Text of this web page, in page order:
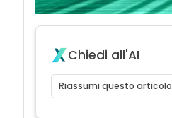
Chiedi all'AI
Riassumi questo articolo